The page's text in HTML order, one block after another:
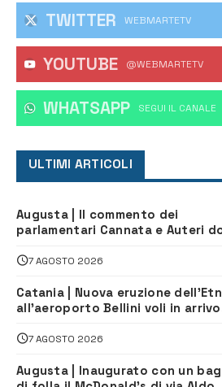
TWITTER WEBMARTETV
YOUTUBE @WEBMARTETV
WHATSAPP ‎SEGUI IL CANALE
ULTIMI ARTICOLI
Augusta | Il commento dei
parlamentari Cannata e Auteri
depuratore
7 AGOSTO 2026
Catania | Nuova eruzione
all’aeroporto Bellini voli in arrivo
7 AGOSTO 2026
Augusta | Inaugurato con un